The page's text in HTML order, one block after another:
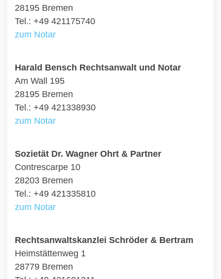
28195 Bremen
Tel.: +49 421175740
zum Notar
Harald Bensch Rechtsanwalt und Notar
Am Wall 195
28195 Bremen
Tel.: +49 421338930
zum Notar
Sozietät Dr. Wagner Ohrt & Partner
Contrescarpe 10
28203 Bremen
Tel.: +49 421335810
zum Notar
Rechtsanwaltskanzlei Schröder & Bertram
Heimstättenweg 1
28779 Bremen